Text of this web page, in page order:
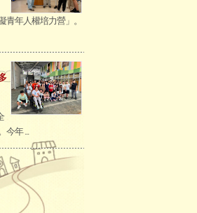
青年人權培力營」。
今年 ...